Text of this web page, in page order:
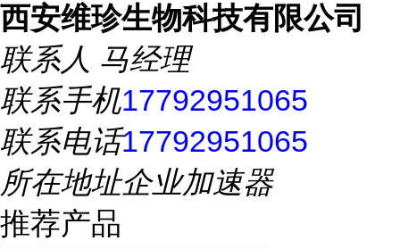
西安维珍生物科技有限公司
联系人 马经理
联系手机17792951065
联系电话17792951065
所在地址企业加速器
推荐产品